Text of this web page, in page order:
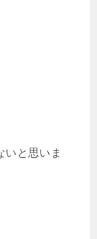
いと思いま